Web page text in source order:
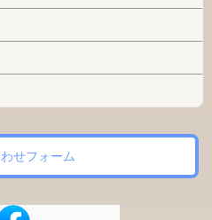
せフォーム